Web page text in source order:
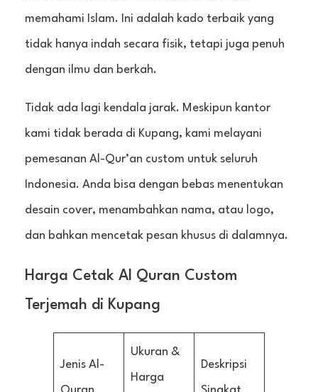
memahami Islam. Ini adalah kado terbaik yang
tidak hanya indah secara fisik, tetapi juga penuh
dengan ilmu dan berkah.
Tidak ada lagi kendala jarak. Meskipun kantor
kami tidak berada di Kupang, kami melayani
pemesanan Al-Qur’an custom untuk seluruh
Indonesia. Anda bisa dengan bebas menentukan
desain cover, menambahkan nama, atau logo,
dan bahkan mencetak pesan khusus di dalamnya.
Harga Cetak Al Quran Custom
Terjemah di Kupang
Jenis Al-
Ukuran &
Harga
Deskripsi